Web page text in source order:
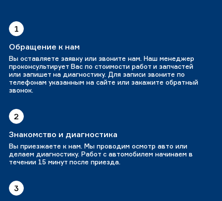
1
Обращение к нам
Вы оставляете заявку или звоните нам. Наш менеджер
проконсультирует Вас по стоимости работ и запчастей
или запишет на диагностику. Для записи звоните по
телефонам указанным на сайте или закажите обратный
звонок.
2
Знакомство и диагностика
Вы приезжаете к нам. Мы проводим осмотр авто или
делаем диагностику. Работ с автомобилем начинаем в
течении 15 минут после приезда.
3